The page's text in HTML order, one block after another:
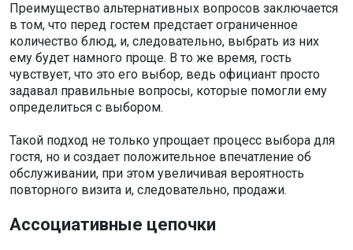
Преимущество альтернативных вопросов заключается
в том, что перед гостем предстает ограниченное
количество блюд, и, следовательно, выбрать из них
ему будет намного проще. В то же время, гость
чувствует, что это его выбор, ведь официант просто
задавал правильные вопросы, которые помогли ему
определиться с выбором.
Такой подход не только упрощает процесс выбора для
гостя, но и создает положительное впечатление об
обслуживании, при этом увеличивая вероятность
повторного визита и, следовательно, продажи.
Ассоциативные цепочки